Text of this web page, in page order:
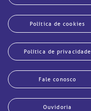
Política de cookies
Política de privacidade
Fale conosco
Ouvidoria